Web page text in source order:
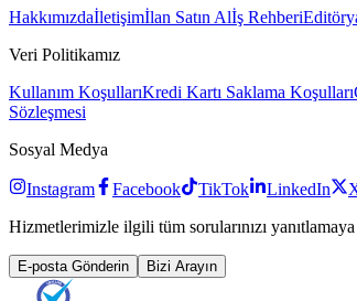
Hakkımızdaİletişimİlan Satın Alİş Rehberi
Veri Politikamız
Kullanım KoşullarıKredi Kartı Saklama Koşulları
Sözleşmesi
Sosyal Medya
Instagram Facebook TikTok LinkedIn
Hizmetlerimizle ilgili tüm sorularınızı yanıtlamaya
E-posta Gönderin Bizi Arayın